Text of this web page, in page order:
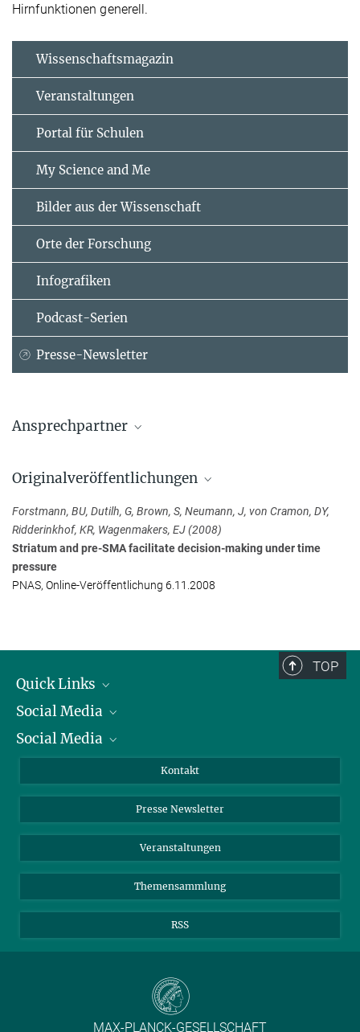
Hirnfunktionen generell.
Wissenschaftsmagazin
Veranstaltungen
Portal für Schulen
My Science and Me
Bilder aus der Wissenschaft
Orte der Forschung
Infografiken
Podcast-Serien
Presse-Newsletter
Ansprechpartner
+49 341 9940-132
University of Amsterdam
Dr. Jane Neumann
Max-Planck-Institut für Kognitions- und Neurowissenschaften,
Originalveröffentlichungen
Forstmann, BU, Dutilh, G, Brown, S, Neumann, J, von Cramon, DY,
Ridderinkhof, KR, Wagenmakers, EJ (2008)
Striatum and pre-SMA facilitate decision-making under time
pressure
PNAS, Online-Veröffentlichung 6.11.2008
TOP
Quick Links
Präsident
Zahlen und Fakten
Meldestelle Fehlverhalten
Social Media
Bluesky
TikTok
Social Media
Instagram
YouTube
Kontakt
Presse Newsletter
Veranstaltungen
Themensammlung
RSS
MAX-PLANCK-GESELLSCHAFT